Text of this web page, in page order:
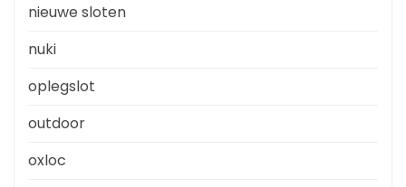
nieuwe sloten
nuki
oplegslot
outdoor
oxloc